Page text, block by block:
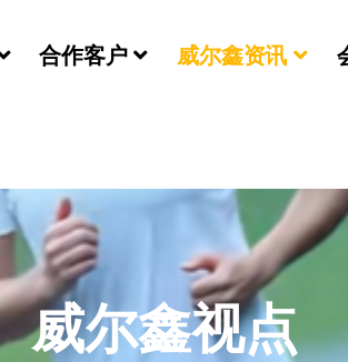
合作客户 威尔鑫资讯
威尔鑫视点